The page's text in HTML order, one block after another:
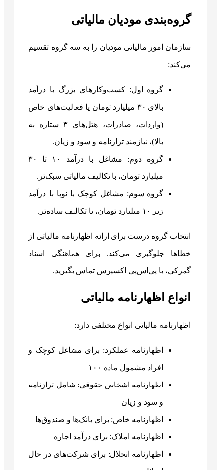
گروه‌بندی مودیان مالیاتی
سازمان امور مالیاتی مودیان را به سه گروه تقسیم
می‌کند:
گروه اول: کسب‌وکارهای بزرگ با درآمد
بالای ۳۰ میلیارد تومان یا فعالیت‌های خاص
(واردات، صادرات، هتل‌های ۳ ستاره به
بالا)، نیازمند ترازنامه و سود و زیان.
گروه دوم: مشاغل با درآمد ۱۰ تا ۳۰
میلیارد تومان، با تکالیف مالیاتی سبک‌تر.
گروه سوم: مشاغل کوچک یا نوپا با درآمد
زیر ۱۰ میلیارد تومان، با تکالیف ساده‌تر.
انتخاب گروه درست برای ارائه اظهارنامه مالیاتی از
خطاها جلوگیری می‌کند. برای هماهنگی اسناد
گمرکی، با پی‌اس‌پی اکسپرس تماس بگیرید.
انواع اظهارنامه مالیاتی
اظهارنامه مالیاتی انواع مختلفی دارد:
اظهارنامه عملکرد: برای مشاغل کوچک و
افراد مشمول ماده ۱۰۰
اظهارنامه اشخاص حقوقی: شامل ترازنامه
و سود و زیان
اظهارنامه خاص: برای بانک‌ها و صندوق‌ها
اظهارنامه املاک: برای درآمد اجاره
اظهارنامه انحلال: برای شرکت‌های در حال